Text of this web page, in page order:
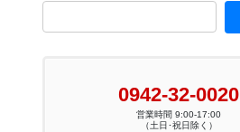
0942-32-0020
営業時間 9:00-17:00
（土日･祝日除く）